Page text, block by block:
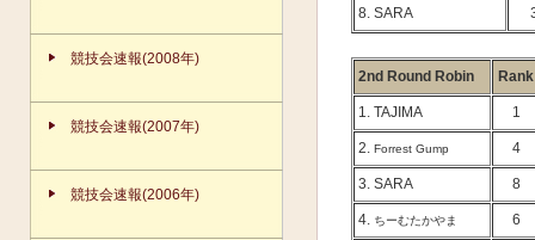
競技会速報(2008年)
競技会速報(2007年)
競技会速報(2006年)
8. SARA
2nd Round Robin Rank
1. TAJIMA 1
2. Forrest Gump 4
3. SARA 8
4. ちーむたかやま 6